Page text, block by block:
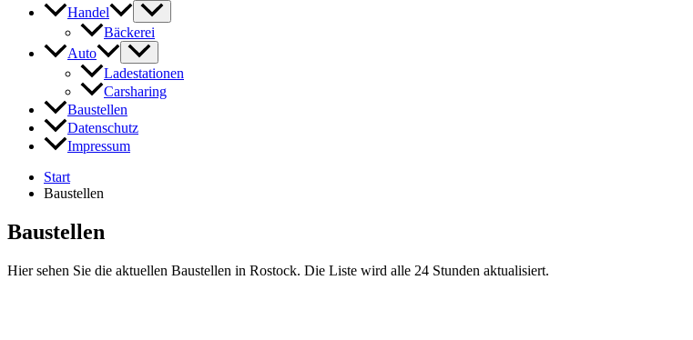
Handel
Bäckerei
Auto
Ladestationen
Carsharing
Baustellen
Datenschutz
Impressum
Start
Baustellen
Baustellen
Hier sehen Sie die aktuellen Baustellen in Rostock. Die Liste wird alle 24 Stunden aktualisiert.